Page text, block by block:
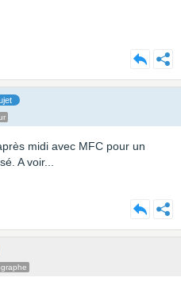
midi avec MFC pour un
A voir...